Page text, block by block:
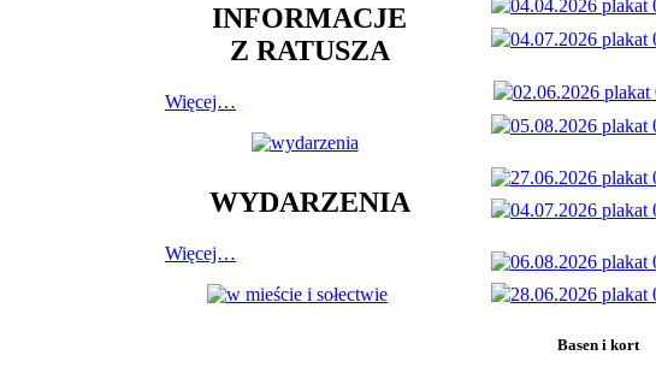
INFORMACJE
Z RATUSZA
Więcej…
WYDARZENIA
Więcej…
Basen i kort